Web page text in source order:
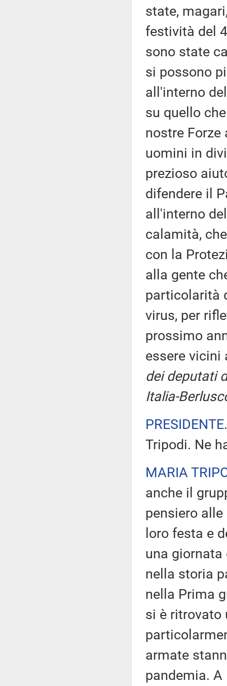
state,
festività del
sono state
si possono
all'interno
su quello
nostre
uomini in
prezioso
difendere il
all'interno
calamità,
con la
alla gente
particolarità
virus, per
prossimo
essere vicini
dei deputati
Italia-
PRESIDENTE
Tripodi. Ne
MARIA
anche il
pensiero
loro festa e
una giornata
nella storia
nella Prima
si è ritrovato
armate
pandemia.